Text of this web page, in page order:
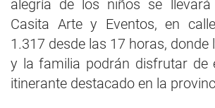
alegría de los niños se
Casita Arte y Eventos, en
1.317 desde las 17 horas,
y la familia podrán disfrutar de
itinerante destacado en la